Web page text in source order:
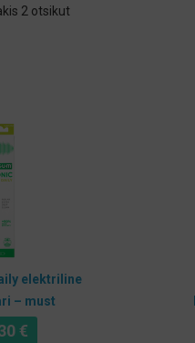
2 otsikut
elektriline
– must
€